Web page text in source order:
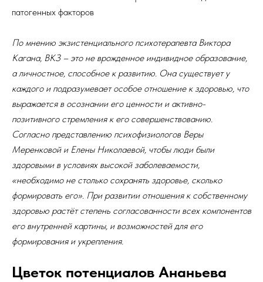
патогенных факторов
По мнению экзистенциального психотерапевта Виктора
Кагана, ВКЗ – это не врожденное индивидное образование,
а личностное, способное к развитию. Она существует у
каждого и подразумевает особое отношение к здоровью, что
выражается в осознании его ценности и активно-
позитивного стремления к его совершенствованию.
Согласно представлению психофизиологов Веры
Меренковой и Елены Николаевой, чтобы люди были
здоровыми в условиях высокой заболеваемости,
«необходимо не столько сохранять здоровье, сколько
формировать его». При развитии отношения к собственному
здоровью растёт степень согласованности всех компонентов
его внутренней картины, и возможностей для его
формирования и укрепления.
Цветок потенциалов Ананьева